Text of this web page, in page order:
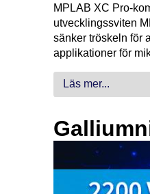
MPLAB XC Pro-
utvecklingssviten
sänker tröskeln för
applikationer för
Läs mer...